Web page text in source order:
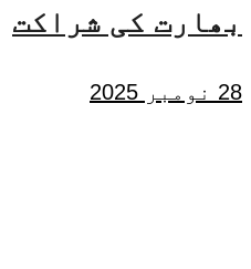
بھارت کی شراکت
28 نومبر 2025